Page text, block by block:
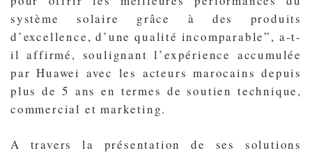
système solaire grâce à des produits
d’excellence, d’une qualité incomparable”, a-t-
il affirmé, soulignant l’expérience accumulée
par Huawei avec les acteurs marocains depuis
plus de 5 ans en termes de soutien technique,
commercial et marketing.
A travers la présentation de ses solutions